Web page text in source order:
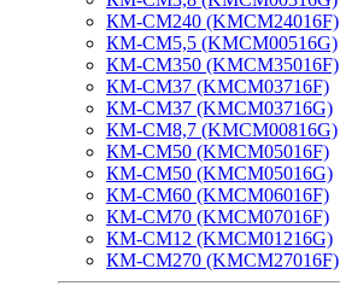
КМ-СМ240 (KMCM24016F)
КМ-СМ5,5 (KMCM00516G)
КМ-СМ350 (KMCM35016F)
КМ-СМ37 (KMCM03716F)
КМ-СМ37 (KMCM03716G)
КМ-СМ8,7 (KMCM00816G)
КМ-СМ50 (KMCM05016F)
КМ-СМ50 (KMCM05016G)
КМ-СМ60 (KMCM06016F)
КМ-СМ70 (KMCM07016F)
КМ-СМ12 (KMCM01216G)
КМ-СМ270 (KMCM27016F)